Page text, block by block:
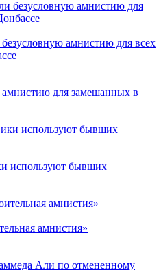
амнистию для всех
для замешанных в
используют бывших
амнистия»
Али по отмененному